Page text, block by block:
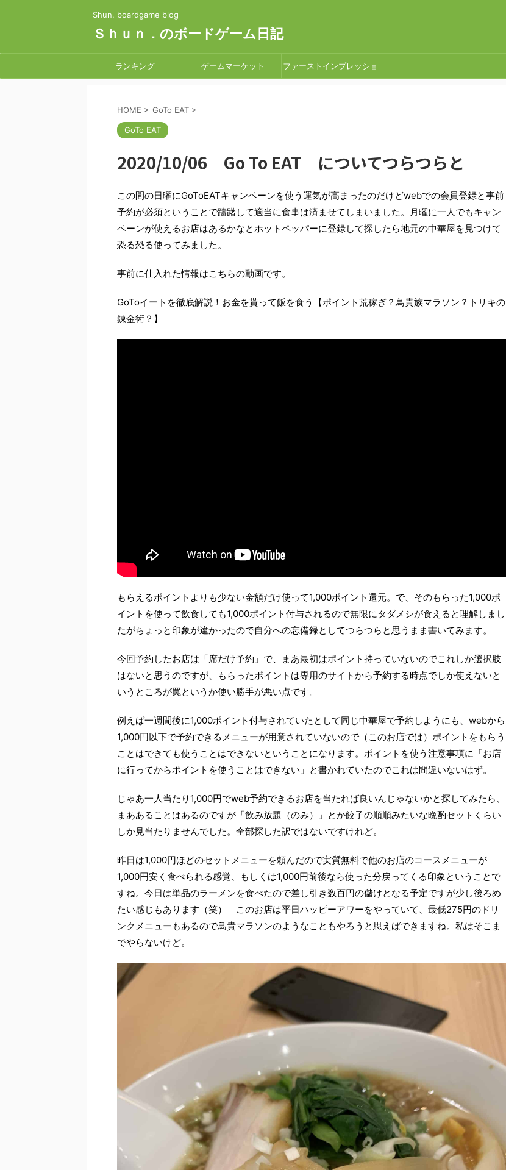
Shun. boardgame blog
Ｓｈｕｎ．のボードゲーム日記
ランキング ゲームマーケット ファーストインプレッショ
HOME > GoTo EAT >
GoTo EAT
2020/10/06 Go To EAT についてつらつらと
この間の日曜にGoToEATキャンペーンを使う運気が高まったのだけどwebでの会員登録と事前
予約が必須ということで躊躇して適当に食事は済ませてしまいました。月曜に一人でもキャン
ペーンが使えるお店はあるかなとホットペッパーに登録して探したら地元の中華屋を見つけて
恐る恐る使ってみました。
事前に仕入れた情報はこちらの動画です。
GoToイートを徹底解説！お金を貰って飯を食う【ポイント荒稼ぎ？鳥貴族マラソン？トリキの
錬金術？】
もらえるポイントよりも少ない金額だけ使って1,000ポイント還元。で、そのもらった1,000ポ
イントを使って飲食しても1,000ポイント付与されるので無限にタダメシが食えると理解しまし
たがちょっと印象が違かったので自分への忘備録としてつらつらと思うまま書いてみます。
今回予約したお店は「席だけ予約」で、まあ最初はポイント持っていないのでこれしか選択肢
はないと思うのですが、もらったポイントは専用のサイトから予約する時点でしか使えないと
いうところが罠というか使い勝手が悪い点です。
例えば一週間後に1,000ポイント付与されていたとして同じ中華屋で予約しようにも、webから
1,000円以下で予約できるメニューが用意されていないので（このお店では）ポイントをもらう
ことはできても使うことはできないということになります。ポイントを使う注意事項に「お店
に行ってからポイントを使うことはできない」と書かれていたのでこれは間違いないはず。
じゃあ一人当たり1,000円でweb予約できるお店を当たれば良いんじゃないかと探してみたら、
まああることはあるのですが「飲み放題（のみ）」とか餃子の順順みたいな晩酌セットくらい
しか見当たりませんでした。全部探した訳ではないですけれど。
昨日は1,000円ほどのセットメニューを頼んだので実質無料で他のお店のコースメニューが
1,000円安く食べられる感覚、もしくは1,000円前後なら使った分戻ってくる印象ということで
すね。今日は単品のラーメンを食べたので差し引き数百円の儲けとなる予定ですが少し後ろめ
たい感じもあります（笑） このお店は平日ハッピーアワーをやっていて、最低275円のドリ
ンクメニューもあるので鳥貴マラソンのようなこともやろうと思えばできますね。私はそこま
でやらないけど。